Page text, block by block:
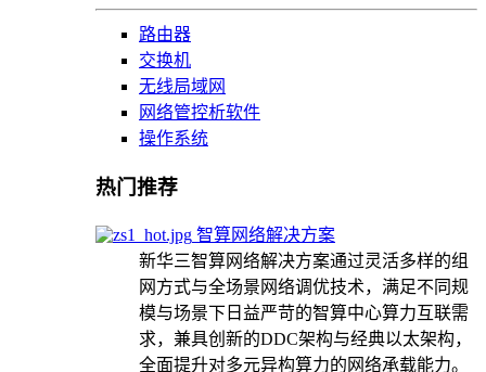
路由器
交换机
无线局域网
网络管控析软件
操作系统
热门推荐
智算网络解决方案
新华三智算网络解决方案通过灵活多样的组
网方式与全场景网络调优技术，满足不同规
模与场景下日益严苛的智算中心算力互联需
求，兼具创新的DDC架构与经典以太架构，
全面提升对多元异构算力的网络承载能力。